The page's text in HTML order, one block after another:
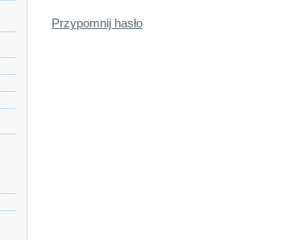
Przypomnij hasło